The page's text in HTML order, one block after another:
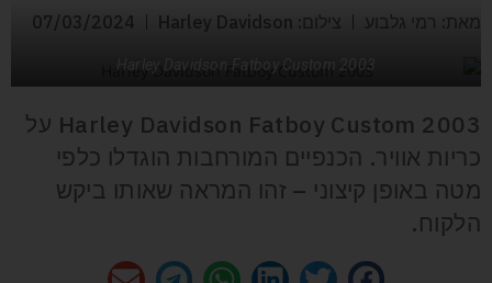
מאת: רמי גלבוע צילום: Harley Davidson 07/03/2024
Harley Davidson Fatboy Custom 2003
Harley Davidson Fatboy Custom 2003 על
כריות אוויר. הכנפיים המורחבות הוגדלו כלפי
מטה באופן קיצוני – זהו המראה שאותו ביקש
הלקוח.